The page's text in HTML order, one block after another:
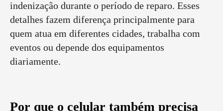
indenização durante o período de reparo. Esses
detalhes fazem diferença principalmente para
quem atua em diferentes cidades, trabalha com
eventos ou depende dos equipamentos
diariamente.
Por que o celular também precisa